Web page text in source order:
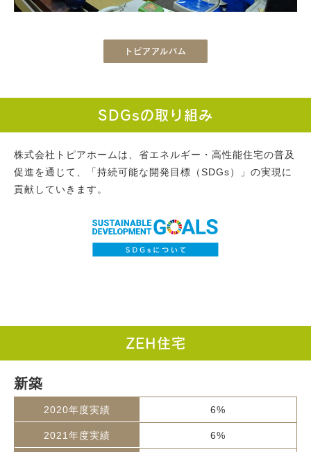
トピアアルバム
SDGsの取り組み
株式会社トピアホームは、省エネルギー・高性能住宅の普及
促進を通じて、「持続可能な開発目標（SDGs）」の実現に
貢献していきます。
ZEH住宅
新築
6%
6%